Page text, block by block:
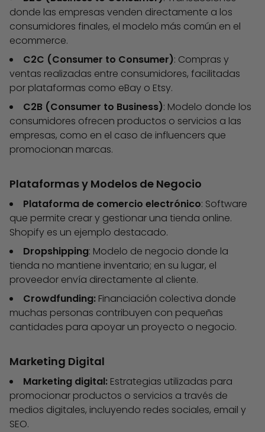
donde las empresas venden directamente a los
consumidores finales, el modelo más común en el
ecommerce.
C2C (Consumer to Consumer): Compras y
ventas realizadas entre consumidores, facilitadas
por plataformas como eBay o Etsy.
C2B (Consumer to Business): Modelo donde los
consumidores ofrecen productos o servicios a las
empresas, como en el caso de influencers que
promocionan marcas.
Plataformas y Modelos de Negocio
Plataforma de comercio electrónico: Software
que permite crear y gestionar una tienda online.
Shopify es un ejemplo destacado.
Dropshipping: Modelo de negocio donde la
tienda no mantiene inventario; en su lugar, el
proveedor envía directamente al cliente.
Crowdfunding: Financiación colectiva donde
muchas personas contribuyen con pequeñas
cantidades para apoyar un proyecto o negocio.
Marketing Digital
Marketing digital: Estrategias utilizadas para
promocionar productos o servicios a través de
medios digitales, incluyendo redes sociales, email y
SEO.